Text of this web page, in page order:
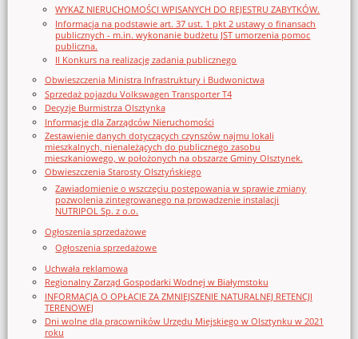
WYKAZ NIERUCHOMOŚCI WPISANYCH DO REJESTRU ZABYTKÓW.
Informacja na podstawie art. 37 ust. 1 pkt 2 ustawy o finansach
publicznych - m.in. wykonanie budżetu JST umorzenia pomoc
publiczna.
II Konkurs na realizację zadania publicznego
Obwieszczenia Ministra Infrastruktury i Budwonictwa
Sprzedaż pojazdu Volkswagen Transporter T4
Decyzje Burmistrza Olsztynka
Informacje dla Zarządców Nieruchomości
Zestawienie danych dotyczących czynszów najmu lokali
mieszkalnych, nienależących do publicznego zasobu
mieszkaniowego, w położonych na obszarze Gminy Olsztynek.
Obwieszczenia Starosty Olsztyńskiego
Zawiadomienie o wszczęciu postępowania w sprawie zmiany
pozwolenia zintegrowanego na prowadzenie instalacji
NUTRIPOL Sp. z o.o.
Ogłoszenia sprzedażowe
Ogłoszenia sprzedażowe
Uchwała reklamowa
Regionalny Zarząd Gospodarki Wodnej w Białymstoku
INFORMACJA O OPŁACIE ZA ZMNIEJSZENIE NATURALNEJ RETENCJI
TERENOWEJ
Dni wolne dla pracowników Urzędu Miejskiego w Olsztynku w 2021
roku